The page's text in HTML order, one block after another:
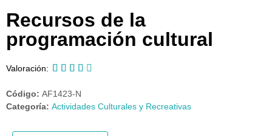
Recursos de la
programación cultural
Valoración:     
Código: AF1423-N
Categoría: Actividades Culturales y Recreativas